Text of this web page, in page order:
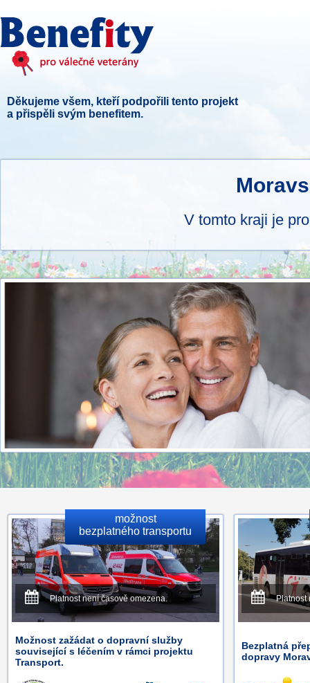
Děkujeme všem, kteří podpořili tento projekt
a přispěli svým benefitem.
V tomto kraji je
možnost
bezplatného transportu
Platnost není časově omezena.
Možnost zažádat o dopravní služby
související s léčením v rámci projektu
Transport.
Platnost
Bezplatná
dopravy